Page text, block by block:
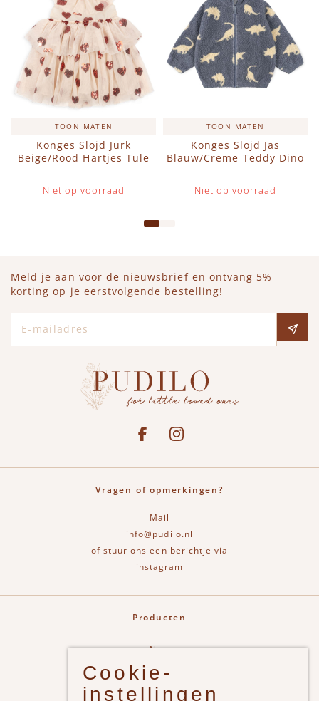
TOON MATEN
Konges Slojd Jurk
Beige/Rood Hartjes Tule
Niet op voorraad
TOON MATEN
Konges Slojd Jas
Blauw/Creme Teddy Dino
Niet op voorraad
Meld je aan voor de nieuwsbrief en ontvang 5%
korting op je eerstvolgende bestelling!
See our FacebookBekijk onze Instagram pagina
Vragen of opmerkingen?
Mail
info@pudilo.nl
of stuur ons een berichtje via
instagram
Producten
New
Jongens
Meisjes
Cookie-
instellingen